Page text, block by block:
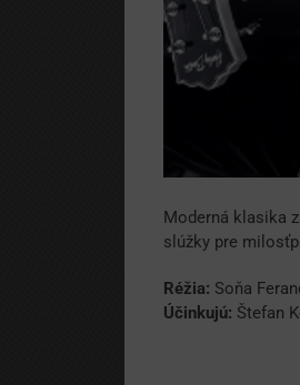
Moderná klasika
slúžky pre
Réžia: Soňa
Účinkujú: Štefan